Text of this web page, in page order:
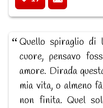
Quello spiraglio di
cuore, pensavo
amore. Dirada
mia vita, o almeno
non finita. Quel